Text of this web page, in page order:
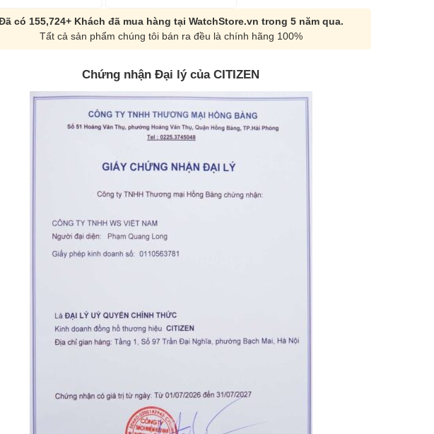
có 155,724+ Khách đã mua hàng tại WatchStore.vn trong 5 năm qua.
Tất cả sản phẩm chúng tôi bán ra đều là chính hãng 100%
Chứng nhận Đại lý của CITIZEN